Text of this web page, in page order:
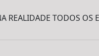
REALIDADE TODOS